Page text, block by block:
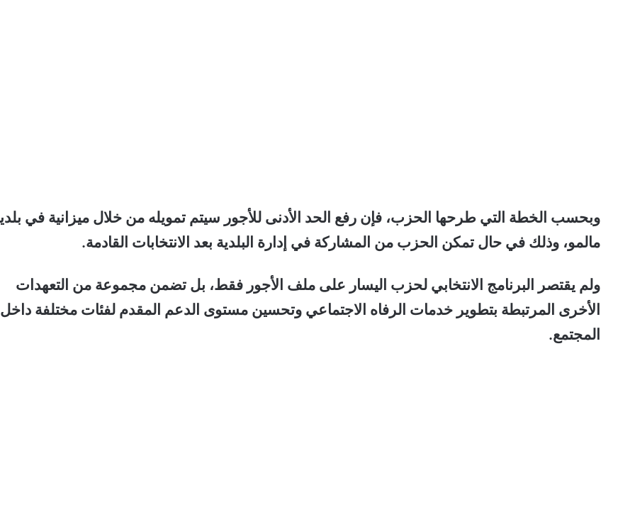
وبحسب الخطة التي طرحها الحزب، فإن رفع الحد الأدنى للأجور سيتم تمويله من خلال ميزانية في
مالمو، وذلك في حال تمكن الحزب من المشاركة في إدارة البلدية بعد الانتخابات القادمة.
ولم يقتصر البرنامج الانتخابي لحزب اليسار على ملف الأجور فقط، بل تضمن مجموعة من التعهدات
الأخرى المرتبطة بتطوير خدمات الرفاه الاجتماعي وتحسين مستوى الدعم المقدم لفئات مختلفة داخل
المجتمع.